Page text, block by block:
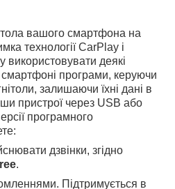
вашого смартфона на
технології CarPlay і
використовувати деякі
програми, керуючи
залишаючи їхні дані в
пристрої через USB або
програмного
дзвінки, згідно
.
Підтримується в